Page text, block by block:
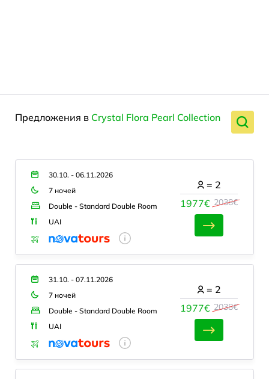
Предложения в Crystal Flora Pearl Collection
30.10. - 06.11.2026
7 ночей
Double - Standard Double Room
UAI
1977€ 2038€
= 2
31.10. - 07.11.2026
7 ночей
Double - Standard Double Room
UAI
1977€ 2038€
= 2